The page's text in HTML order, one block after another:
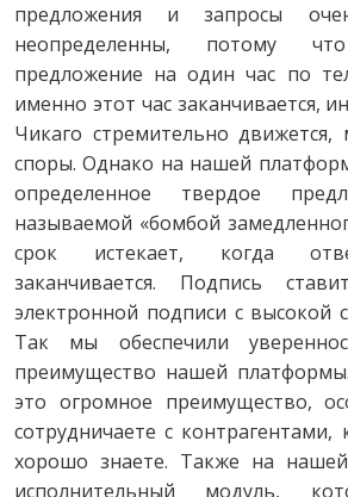
предложения и запросы
неопределенны, потому
предложение на один час по
именно этот час заканчивается,
Чикаго стремительно движется,
споры. Однако на нашей
определенное твердое
называемой «бомбой
срок истекает, когда
заканчивается. Подпись
электронной подписи с высокой
Так мы обеспечили
преимущество нашей
это огромное преимущество,
сотрудничаете с
хорошо знаете. Также на
исполнительный модуль,